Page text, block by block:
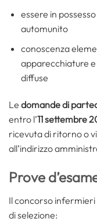
essere in
automunito
conoscenza
apparecchiature
diffuse
Le domande di
entro l’11 settembre
ricevuta di ritorno o
all’indirizzo
Prove
Il concorso infermieri
di selezione: